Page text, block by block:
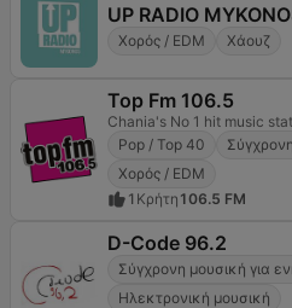
UP RADIO
Χορός / EDM Χάουζ
Top Fm 106.5
Chania's No 1 hit music
Pop / Top 40
Χορός / EDM
1 Κρήτη 106.5 FM
D-Code 96.2
Σύγχρονη μουσική για
Ηλεκτρονική μουσική